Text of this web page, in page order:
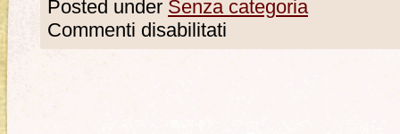
Posted under Senza categoria
Commenti disabilitati